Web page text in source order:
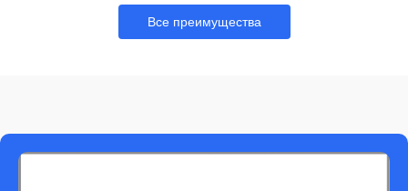
Все преимущества